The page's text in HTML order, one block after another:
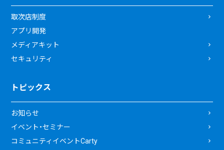
取次店制度
アプリ開発
メディアキット
セキュリティ
トピックス
お知らせ
イベント・セミナー
コミュニティイベントCarty